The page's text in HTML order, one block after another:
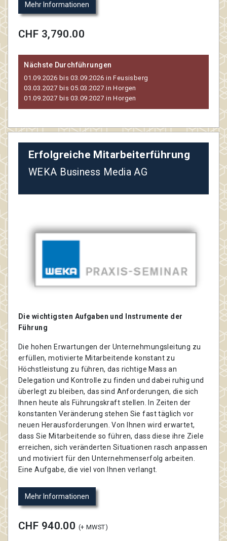
Mehr Informationen
CHF 3,790.00
Nächste Durchführungen
01.09.2026 bis 03.09.2026 in Feusisberg
03.03.2027 bis 05.03.2027 in Horgen
01.09.2027 bis 03.09.2027 in Horgen
Erfolgreiche Mitarbeiterführung
WEKA Business Media AG
Die wichtigsten Aufgaben und Instrumente der
Führung
Die hohen Erwartungen der Unternehmungsleitung zu
erfüllen, motivierte Mitarbeitende konstant zu
Höchstleistung zu führen, das richtige Mass an
Delegation und Kontrolle zu finden und dabei ruhig und
überlegt zu bleiben, das sind Anforderungen, die sich
Ihnen heute als Führungskraft stellen. In Zeiten der
konstanten Veränderung stehen Sie fast täglich vor
neuen Herausforderungen. Von Ihnen wird erwartet,
dass Sie Mitarbeitende so führen, dass diese ihre Ziele
erreichen, sich veränderten Situationen rasch anpassen
und motiviert für den Unternehmenserfolg arbeiten.
Eine Aufgabe, die viel von Ihnen verlangt.
Mehr Informationen
CHF 940.00 (+ MWST)